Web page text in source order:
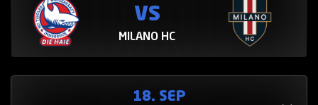
VS
MILANO HC
18. SEP